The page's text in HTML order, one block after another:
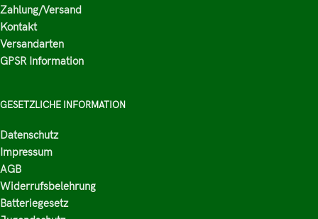
Zahlung/Versand
Kontakt
Versandarten
GPSR Information
GESETZLICHE INFORMATION
Datenschutz
Impressum
AGB
Widerrufsbelehrung
Batteriegesetz